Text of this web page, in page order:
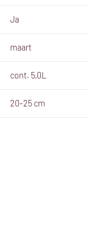
Ja
maart
cont. 5,0L
20-25 cm